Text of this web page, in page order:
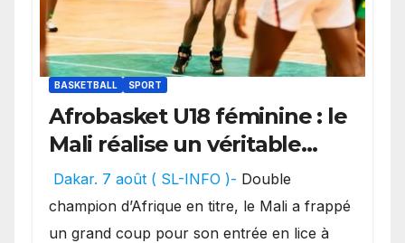
BASKETBALL SPORT
Afrobasket U18 féminine : le
Mali réalise un véritable
festival offensif et inflige
une lourde défaite au
Bénin.
Dakar. 7 août ( SL-INFO )- Double
champion d’Afrique en titre, le Mali a frappé
un grand coup pour son entrée en lice à